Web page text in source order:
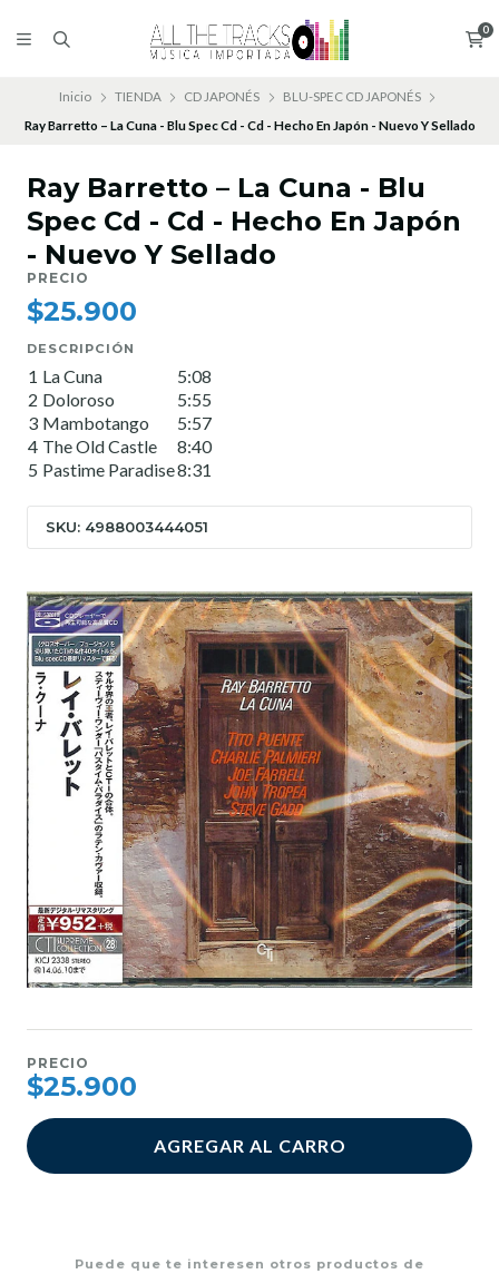
0
Inicio TIENDA CD JAPONÉS
BLU-SPEC CD JAPONÉS
Ray Barretto – La Cuna - Blu Spec Cd - Cd - Hecho En Japón - Nuevo Y Sellado
Ray Barretto – La Cuna - Blu
Spec Cd - Cd - Hecho En Japón
- Nuevo Y Sellado
PRECIO
$25.900
DESCRIPCIÓN
1 La Cuna
5:08
2 Doloroso
5:55
3 Mambotango
5:57
4 The Old Castle
8:40
5 Pastime Paradise8:31
SKU: 4988003444051
PRECIO
$25.900
AGREGAR AL CARRO
Puede que te interesen otros productos de